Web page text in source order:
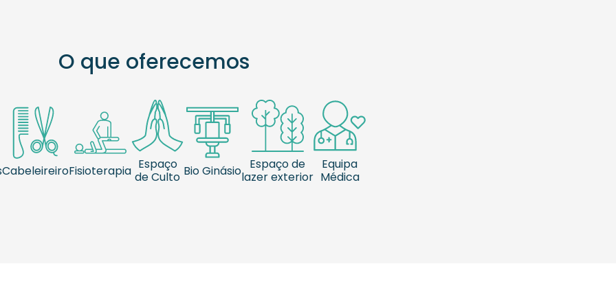
O que oferecemos
CabeleireiroFisioterapia Espaço
de Culto Bio Ginásio Espaço de
lazer exterior
Equipa
Médica